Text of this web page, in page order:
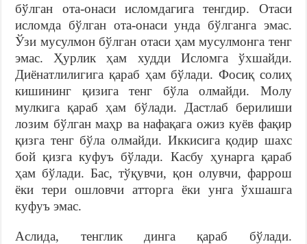
бўлган ота-онаси исломдагига тенгдир. Отаси
исломда бўлган ота-онаси унда бўлганга эмас.
Ўзи мусулмон бўлган отаси ҳам мусулмонга тенг
эмас. Ҳурлик ҳам худди Исломга ўхшайди.
Диёнатлилигига қараб ҳам бўлади. Фосиқ солиҳ
кишининг қизига тенг бўла олмайди. Молу
мулкига қараб ҳам бўлади. Дастлаб берилиши
лозим бўлган маҳр ва нафақага ожиз куёв фақир
қизга тенг бўла олмайди. Иккисига қодир шахс
бой қизга куфуъ бўлади. Касбу ҳунарга қараб
ҳам бўлади. Бас, тўқувчи, қон олувчи, фаррош
ёки тери ошловчи атторга ёки унга ўхшашга
куфуъ эмас.
Аслида, тенглик динга қараб бўлади.